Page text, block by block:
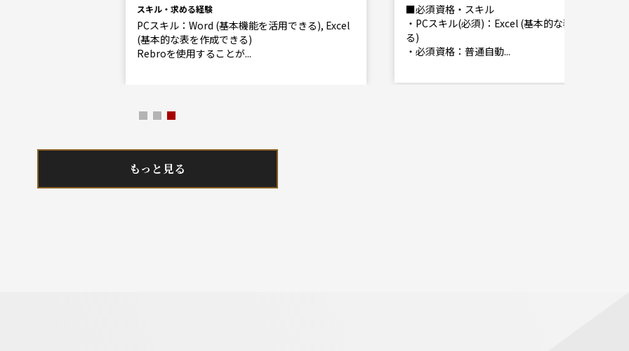
PCスキル：Word (基本機能を活用できる), Excel
(基本的な表を作成できる)
Rebroを使用することが...
・PCスキル(必須)：Excel (基本的な表を作成でき
・必須資格：普通自動...
もっと見る